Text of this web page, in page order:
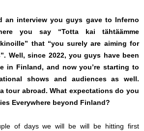
an interview you guys gave to Inferno
you say “Totta kai tähtäämme
that “you surely are aiming for
Well, since 2022, you guys have been
in Finland, and now you’re starting to
shows and audiences as well.
tour abroad. What expectations do you
Everywhere beyond Finland?
of days we will be will be hitting first